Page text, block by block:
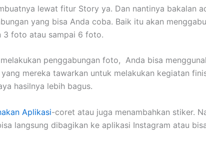
lewat fitur Story ya. Dan nantinya bakalan
yang bisa Anda coba. Baik itu akan
3 foto atau sampai 6 foto.
penggabungan foto, Anda bisa
mereka tawarkan untuk melakukan kegiatan
hasilnya lebih bagus.
Aplikasi-coret atau juga menambahkan stiker.
langsung dibagikan ke aplikasi Instagram atau